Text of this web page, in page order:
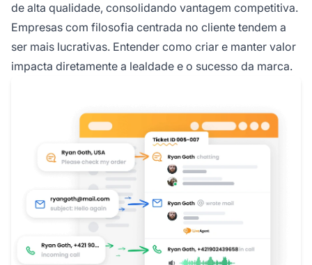
de alta qualidade, consolidando vantagem competitiva.
Empresas com filosofia centrada no cliente tendem a
ser mais lucrativas. Entender como criar e manter valor
impacta diretamente a lealdade e o sucesso da marca.